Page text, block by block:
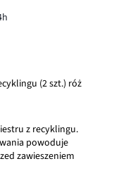
(2 szt.) róż
z recyklingu.
powoduje
zawieszeniem